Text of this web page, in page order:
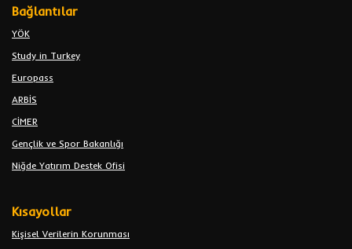
Bağlantılar
YÖK
Study in Turkey
Europass
ARBİS
CİMER
Gençlik ve Spor Bakanlığı
Niğde Yatırım Destek Ofisi
Kısayollar
Kişisel Verilerin Korunması